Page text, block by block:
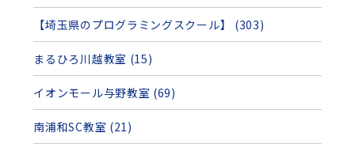
【埼玉県のプログラミングスクール】 (303)
まるひろ川越教室 (15)
イオンモール与野教室 (69)
南浦和SC教室 (21)